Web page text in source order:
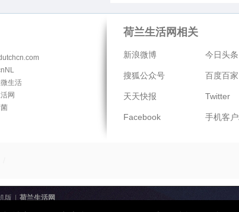
生活
网
荷兰生活网相关
新浪微博 今日头条
搜狐公众号 百度百家
天天快报 Twitter
Facebook 手机客
版 | 荷兰生活网